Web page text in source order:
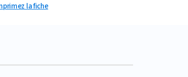
la fiche